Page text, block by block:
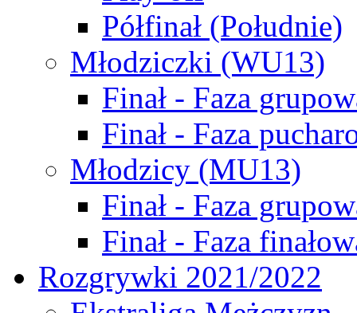
Półfinał (Południe)
Młodziczki (WU13)
Finał - Faza
Finał - Faza
Młodzicy (MU13)
Finał - Faza
Finał - Faza
Rozgrywki 2021/2022